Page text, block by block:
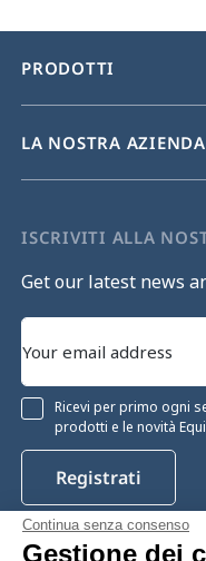
Continua senza consenso
Gestione dei
PRODOTTI
LA NOSTRA AZIENDA
ISCRIVITI ALLA
Get our latest news
Ricevi per primo ogni
prodotti e le novità
Registrati